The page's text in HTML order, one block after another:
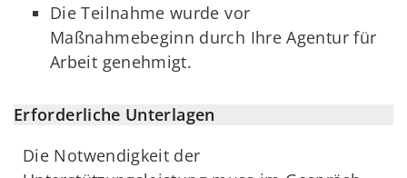
Die Teilnahme wurde vor
Maßnahmebeginn durch Ihre Agentur für
Arbeit genehmigt.
Erforderliche Unterlagen
Die Notwendigkeit der